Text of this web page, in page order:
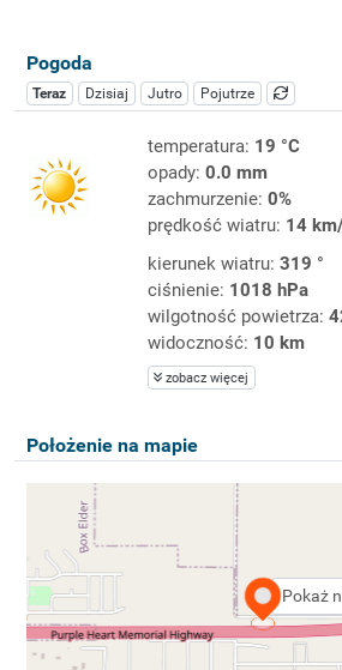
Pogoda
Teraz Dzisiaj Jutro Pojutrze
temperatura: 19 °C
opady: 0.0 mm
zachmurzenie: 0%
prędkość wiatru: 14
kierunek wiatru: 319 °
ciśnienie: 1018 hPa
wilgotność powietrza:
widoczność: 10 km
zobacz więcej
Położenie na mapie
Pokaż